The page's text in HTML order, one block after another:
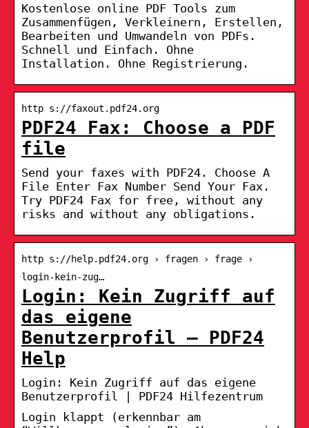
Kostenlose online PDF Tools zum
Zusammenfügen, Verkleinern, Erstellen,
Bearbeiten und Umwandeln von PDFs.
Schnell und Einfach. Ohne
Installation. Ohne Registrierung.
http s://faxout.pdf24.org
PDF24 Fax: Choose a PDF
file
Send your faxes with PDF24. Choose A
File Enter Fax Number Send Your Fax.
Try PDF24 Fax for free, without any
risks and without any obligations.
http s://help.pdf24.org › fragen › frage ›
login-kein-zug…
Login: Kein Zugriff auf
das eigene
Benutzerprofil – PDF24
Help
Login: Kein Zugriff auf das eigene
Benutzerprofil | PDF24 Hilfezentrum
Login klappt (erkennbar am